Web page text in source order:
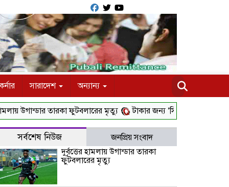
সারাদেশ অন্যান্য
উগান্ডার তারকা ফুটবলারের মৃত্যু টাকার জন্য ‌‘সি-গ্রেড’ সিনেমায়
সর্বশেষ নিউজ
জনপ্রিয় সংবাদ
দুর্বৃত্তের হামলায় উগান্ডার তারকা
ফুটবলারের মৃত্যু